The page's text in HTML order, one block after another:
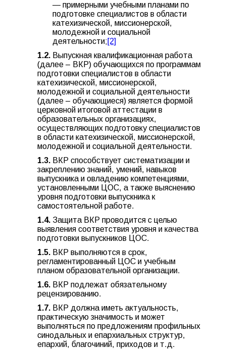
— примерными учебными планами по
подготовке специалистов в области
катехизической, миссионерской,
молодежной и социальной
деятельности;[2]
1.2. Выпускная квалификационная работа
(далее – ВКР) обучающихся по программам
подготовки специалистов в области
катехизической, миссионерской,
молодежной и социальной деятельности
(далее – обучающиеся) является формой
церковной итоговой аттестации в
образовательных организациях,
осуществляющих подготовку специалистов
в области катехизической, миссионерской,
молодежной и социальной деятельности.
1.3. ВКР способствует систематизации и
закреплению знаний, умений, навыков
выпускника и овладению компетенциями,
установленными ЦОС, а также выяснению
уровня подготовки выпускника к
самостоятельной работе.
1.4. Защита ВКР проводится с целью
выявления соответствия уровня и качества
подготовки выпускников ЦОС.
1.5. ВКР выполняются в срок,
регламентированный ЦОС и учебным
планом образовательной организации.
1.6. ВКР подлежат обязательному
рецензированию.
1.7. ВКР должна иметь актуальность,
практическую значимость и может
выполняться по предложениям профильных
синодальных и епархиальных структур,
епархий, благочиний, приходов и т.д.